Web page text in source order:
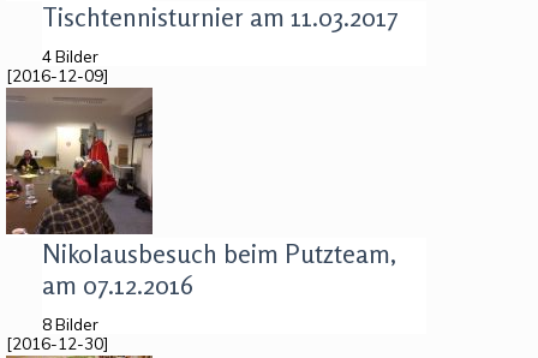
Tischtennisturnier am 11.03.2017
4 Bilder
[2016-12-09]
Nikolausbesuch beim Putzteam,
am 07.12.2016
8 Bilder
[2016-12-30]